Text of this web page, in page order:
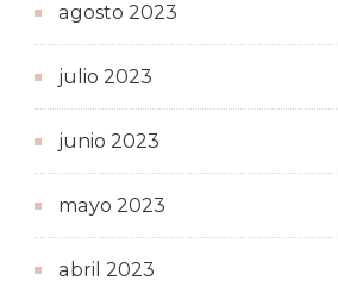
agosto 2023
julio 2023
junio 2023
mayo 2023
abril 2023